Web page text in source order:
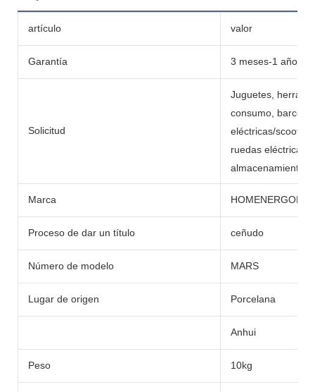
artículo valor
Garantía 3 meses-1 año
Solicitud
Juguetes,
consumo, barcos,
eléctricas/
ruedas eléctricas,
almacenamiento
Marca HOMENERGON
Proceso de dar un título ceñudo
Número de modelo MARS
Lugar de origen Porcelana
Anhui
Peso 10kg